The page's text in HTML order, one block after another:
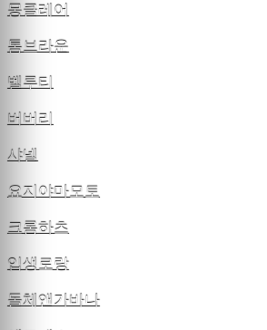
몽클레어
톰브라운
벨루티
버버리
샤넬
요지야마모토
크롬하츠
입생로랑
돌체앤가바나